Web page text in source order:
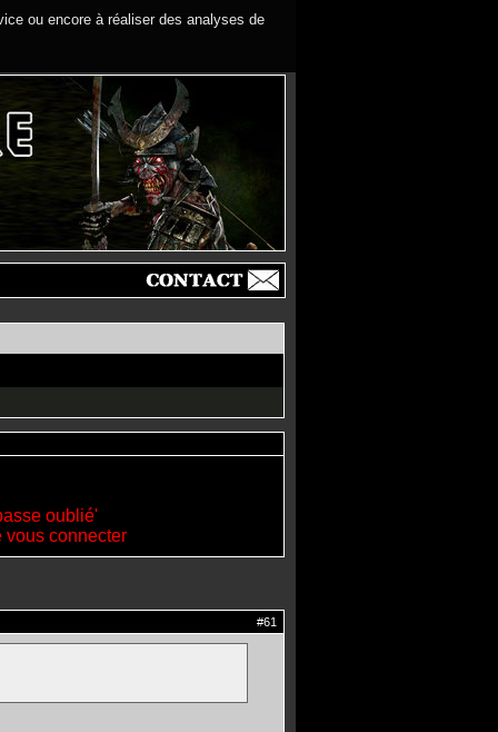
ou encore à réaliser des analyses de
oublié'
vous connecter
#61